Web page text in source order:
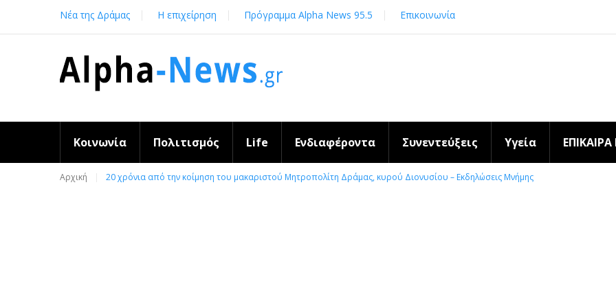
content
Νέα της Δράμας Η επιχείρηση Πρόγραμμα Alpha News 95.5 Επικοινωνία
Κοινωνία Πολιτισμός Life Ενδιαφέροντα Συνεντεύξεις Υγεία
Αρχική 20 χρόνια από την κοίμηση του μακαριστού Μητροπολίτη Δράμας, κυρού Διονυσίου – Εκδηλώσεις Μνήμης